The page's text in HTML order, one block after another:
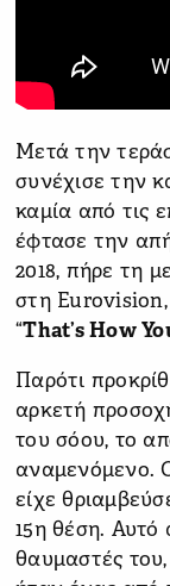
Μετά την
συνέχισε την
καμία από τις
έφτασε την
2018, πήρε τη
στη
“That’s How
Παρότι
αρκετή
του σόου, το
αναμενόμενο.
είχε
15η θέση. Αυτό
θαυμαστές